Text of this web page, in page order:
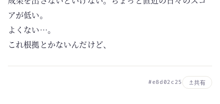
アが低い。
よくない…。
これ根拠とかないんだけど、
#e8d02c25 共有